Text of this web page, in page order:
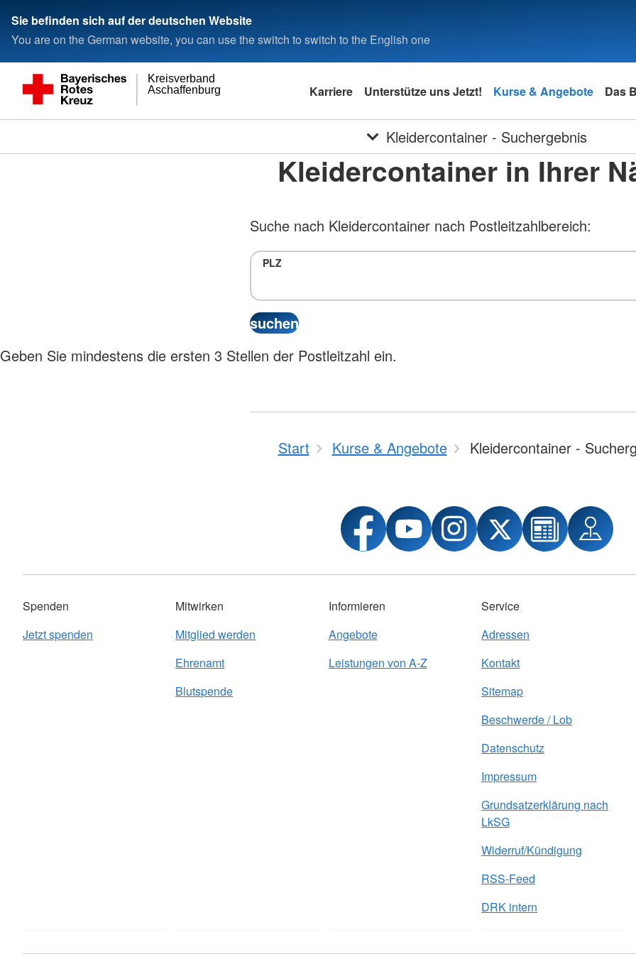
Sie befinden sich auf der deutschen Website
You are on the German website, you can use the switch to switch to the English one
Aschaffenburg
Kreisverband
Karriere Unterstütze uns Jetzt! Kurse & Angebote Das
Kleidercontainer - Suchergebnis
Kleidercontainer in Ihrer
Suche nach Kleidercontainer nach Postleitzahlbereich:
PLZ
Geben Sie mindestens die ersten 3 Stellen der Postleitzahl ein.
Start Kurse & Angebote Kleidercontainer -
Spenden
Jetzt spenden
Mitwirken
Mitglied werden
Ehrenamt
Blutspende
Informieren
Angebote
Leistungen von A-Z
Service
Adressen
Kontakt
Sitemap
Beschwerde / Lob
Datenschutz
Impressum
Grundsatzerklärung nach
LkSG
Widerruf/Kündigung
RSS-Feed
DRK intern